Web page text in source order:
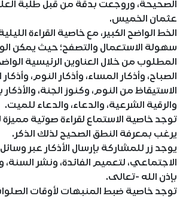
الصحيحة، وروجعت بدقة من قبل طلبة
عثمان الخميس.
الخط الواضح الكبير، مع خاصية القراءة
سهولة الاستعمال والتصفح؛ حيث يمكن
المطلوب من خلال العناوين الرئيسية
الصباح، وأذكار المساء، وأذكار النوم، وأذكار
الاستيقاظ من النوم، وكنوز الجنة، والأذكار
والرقية الشرعية، والدعاء، والدعاء للميت.
توجد خاصية الاستماع لقراءة صوتية مميزة
يرغب بمعرفة النطق الصحيح لذلك الذكر.
يوجد زر للمشاركة بإرسال الأذكار عبر
الاجتماعي، لتعميم الفائدة، ونشر السنة،
بإذن الله -تعالى.
توجد خاصية ضبط المنبهات لأوقات الصلوات